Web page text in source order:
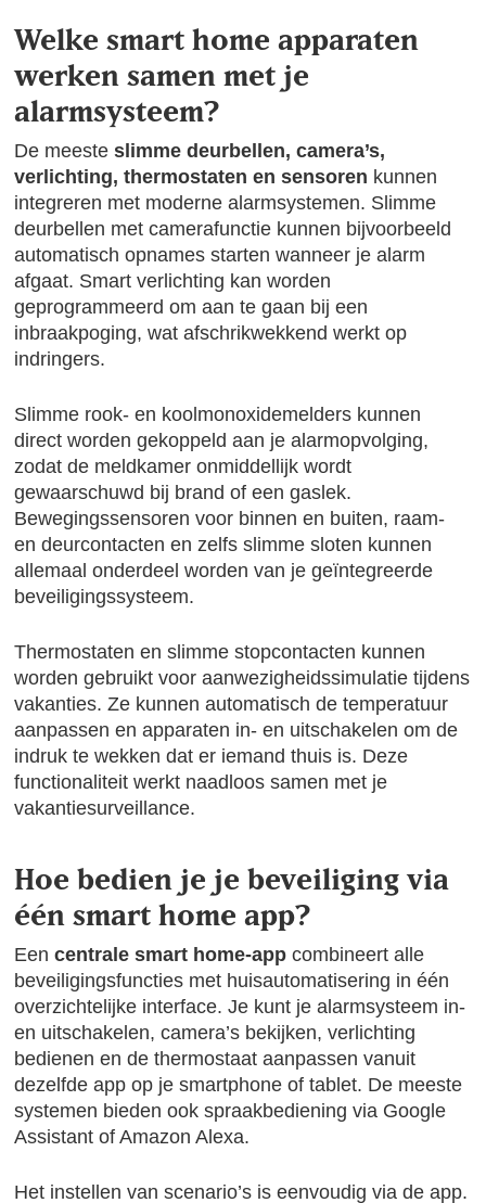
Welke smart home apparaten
werken samen met je
alarmsysteem?
De meesteslimme deurbellen, camera’s,
verlichting, thermostaten en sensoren kunnen
integreren met moderne alarmsystemen. Slimme
deurbellen met camerafunctie kunnen bijvoorbeeld
automatisch opnames starten wanneer je alarm
afgaat. Smart verlichting kan worden
geprogrammeerd om aan te gaan bij een
inbraakpoging, wat afschrikwekkend werkt op
indringers.
Slimme rook- en koolmonoxidemelders kunnen
direct worden gekoppeld aan je alarmopvolging,
zodat de meldkamer onmiddellijk wordt
gewaarschuwd bij brand of een gaslek.
Bewegingssensoren voor binnen en buiten, raam-
en deurcontacten en zelfs slimme sloten kunnen
allemaal onderdeel worden van je geïntegreerde
beveiligingssysteem.
Thermostaten en slimme stopcontacten kunnen
worden gebruikt voor aanwezigheidssimulatie tijdens
vakanties. Ze kunnen automatisch de temperatuur
aanpassen en apparaten in- en uitschakelen om de
indruk te wekken dat er iemand thuis is. Deze
functionaliteit werkt naadloos samen met je
vakantiesurveillance.
Hoe bedien je je beveiliging via
één smart home app?
Eencentrale smart home-app combineert alle
beveiligingsfuncties met huisautomatisering in één
overzichtelijke interface. Je kunt je alarmsysteem in-
en uitschakelen, camera’s bekijken, verlichting
bedienen en de thermostaat aanpassen vanuit
dezelfde app op je smartphone of tablet. De meeste
systemen bieden ook spraakbediening via Google
Assistant of Amazon Alexa.
Het instellen van scenario’s is eenvoudig via de app.